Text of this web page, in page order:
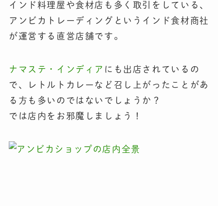
インド料理屋や食材店も多く取引をしている、
アンビカトレーディングというインド食材商社
が運営する直営店舗です。
ナマステ・インディア にも出店されているの
で、レトルトカレーなど召し上がったことがあ
る方も多いのではないでしょうか？
では店内をお邪魔しましょう！